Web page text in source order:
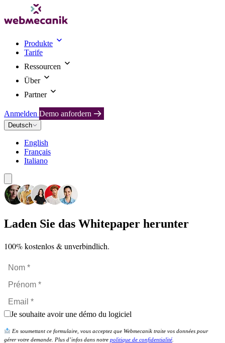
Produkte
Tarife
Ressourcen
Über
Partner
Anmelden Demo anfordern
Deutsch
English
Français
Italiano
Laden Sie das Whitepaper herunter
100% kostenlos & unverbindlich.
Je souhaite avoir une démo du logiciel
En soumettant ce formulaire, vous acceptez que Webmecanik traite vos données pour
gérer votre demande. Plus d’infos dans notre politique de confidentialité